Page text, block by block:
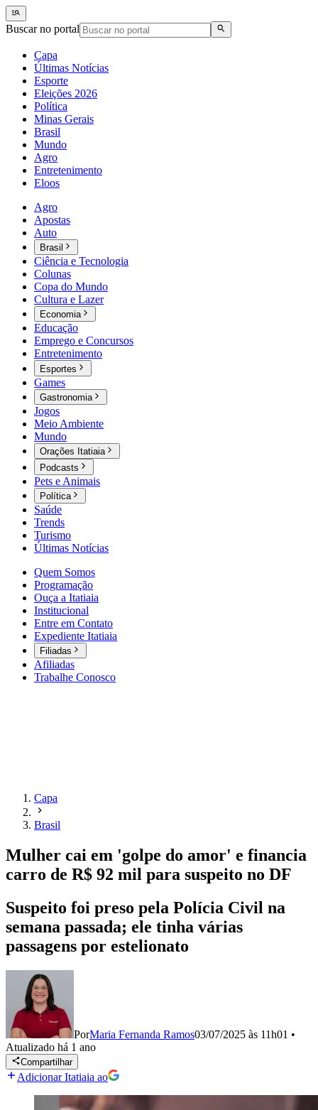
Buscar no portal
Capa
Últimas Notícias
Esporte
Eleições 2026
Política
Minas Gerais
Brasil
Mundo
Agro
Entretenimento
Eloos
Agro
Apostas
Auto
Brasil
Ciência e Tecnologia
Colunas
Copa do Mundo
Cultura e Lazer
Economia
Educação
Emprego e Concursos
Entretenimento
Esportes
Games
Gastronomia
Jogos
Meio Ambiente
Mundo
Orações Itatiaia
Podcasts
Pets e Animais
Política
Saúde
Trends
Turismo
Últimas Notícias
Quem Somos
Programação
Ouça a Itatiaia
Institucional
Entre em Contato
Expediente Itatiaia
Filiadas
Afiliadas
Trabalhe Conosco
Capa
Brasil
Mulher cai em 'golpe do amor' e financia
carro de R$ 92 mil para suspeito no DF
Suspeito foi preso pela Polícia Civil na
semana passada; ele tinha várias
passagens por estelionato
PorMaria Fernanda Ramos03/07/2025 às 11h01 •
Atualizado há 1 ano
Compartilhar
Adicionar Itatiaia ao